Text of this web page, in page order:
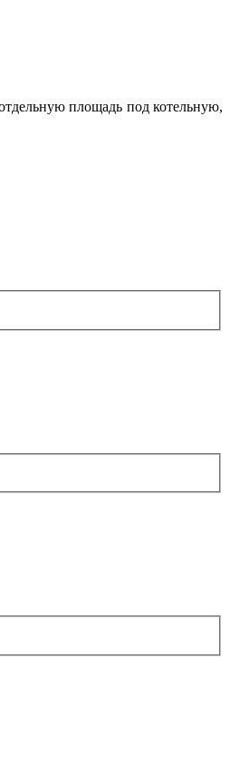
площадь под котельную,